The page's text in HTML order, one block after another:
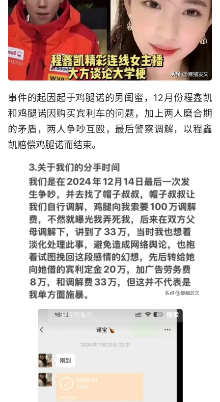
事件的起因起于鸡腿诺的男闺蜜，12月份程鑫凯
和鸡腿诺因购买宾利车的问题，加上两人磨合期
的矛盾，两人争吵互殴，最后警察调解，以程鑫
凯赔偿鸡腿诺而结束。